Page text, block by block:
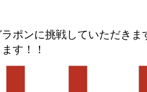
ポンに挑戦していただきま
す！！